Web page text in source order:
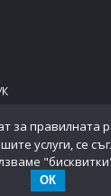
за правилната
услуги, се
ОК